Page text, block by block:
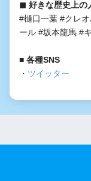
◼︎ 好きな歴史上の
#樋口一葉 #クレ
ール #坂本龍馬 #
■ 各種SNS
・ ツイッター